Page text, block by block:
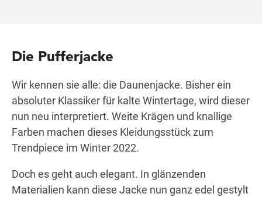
Die Pufferjacke
Wir kennen sie alle: die Daunenjacke. Bisher ein
absoluter Klassiker für kalte Wintertage, wird dieser
nun neu interpretiert. Weite Krägen und knallige
Farben machen dieses Kleidungsstück zum
Trendpiece im Winter 2022.
Doch es geht auch elegant. In glänzenden
Materialien kann diese Jacke nun ganz edel gestylt